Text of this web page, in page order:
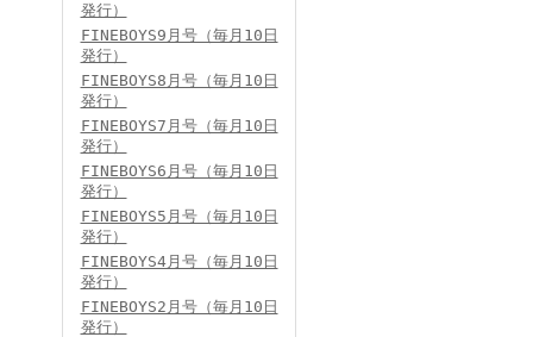
FINEBOYS2024年4月号
発行）
FINEBOYS9月号（毎月10日
発行）
FINEBOYS8月号（毎月10日
発行）
FINEBOYS7月号（毎月10日
発行）
FINEBOYS6月号（毎月10日
発行）
FINEBOYS5月号（毎月10日
発行）
FINEBOYS4月号（毎月10日
発行）
FINEBOYS2月号（毎月10日
発行）